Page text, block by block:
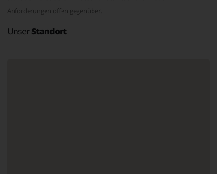
Anforderungen offen gegenüber.
Unser Standort